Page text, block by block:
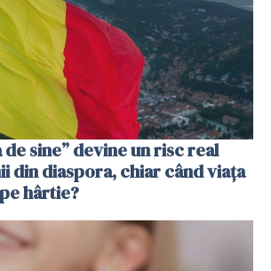
de sine” devine un risc real
din diaspora, chiar când viața
hârtie?